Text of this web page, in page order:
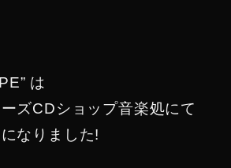
は
ズCDショップ音楽処にて
なりました!